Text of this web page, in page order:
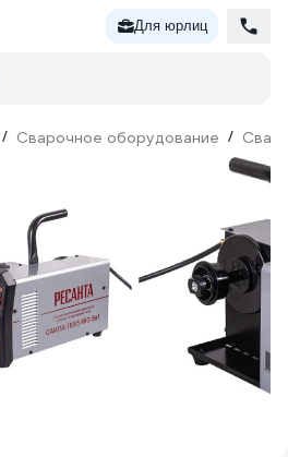
Для юрлиц
/ Сварочное оборудование /